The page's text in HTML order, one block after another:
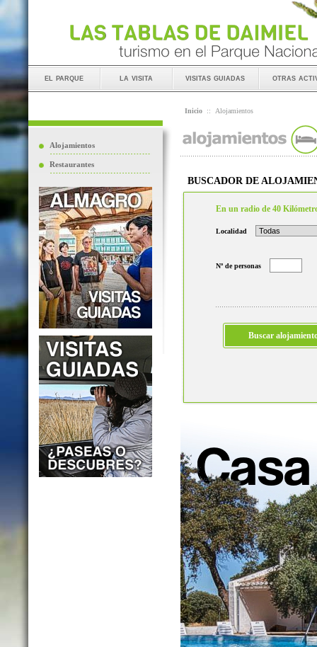
el parque la visita visitas guiadas otras
Alojamientos
Restaurantes
Inicio :: Alojamientos
BUSCADOR DE
En un radio de 40
Localidad
Nº de personas